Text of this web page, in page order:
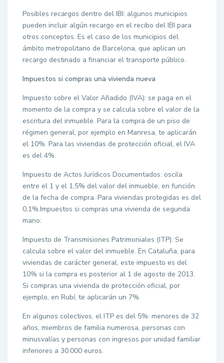
Posibles recargos dentro del IBI: algunos municipios
pueden incluir algún recargo en el recibo del IBI para
otros conceptos. Es el caso de los municipios del
ámbito metropolitano de Barcelona, que aplican un
recargo destinado a financiar el transporte público.
Impuestos si compras una vivienda nueva
Impuesto sobre el Valor Añadido (IVA): se paga en el
momento de la compra y se calcula sobre el valor de la
escritura del inmueble. Para la compra de un piso de
régimen general, por ejemplo en Manresa, te aplicarán
el 10%. Para las viviendas de protección oficial, el IVA
es del 4%.
Impuesto de Actos Jurídicos Documentados: oscila
entre el 1 y el 1,5% del valor del inmueble, en función
de la fecha de compra. Para viviendas protegidas es del
0,1%.Impuestos si compras una vivienda de segunda
mano:
Impuesto de Transmisiones Patrimoniales (ITP): Se
calcula sobre el valor del inmueble. En Cataluña, para
viviendas de carácter general, este impuesto es del
10% si la compra es posterior al 1 de agosto de 2013.
Si compras una vivienda de protección oficial, por
ejemplo, en Rubí, te aplicarán un 7%.
En algunos colectivos, el ITP es del 5%: menores de 32
años, miembros de familia numerosa, personas con
minusvalías y personas con ingresos por unidad familiar
inferiores a 30.000 euros.